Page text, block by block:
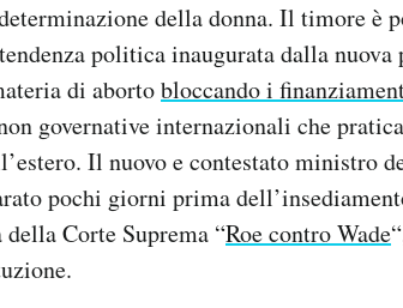
della donna. Il timore è
politica inaugurata dalla nuova
di abortobloccando i
governative internazionali che
Il nuovo e contestato ministro
pochi giorni prima
della Corte Suprema “Roe contro Wade